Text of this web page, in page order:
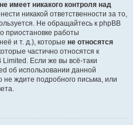
не имеет никакого контроля над
никакой ответственности за то,
Не обращайтесь к phpBB
приостановке работы
и т. д.), которые не относятся
частично относятся к
Если же вы всё-таки
об использовании данной
не ждите подробного письма, или